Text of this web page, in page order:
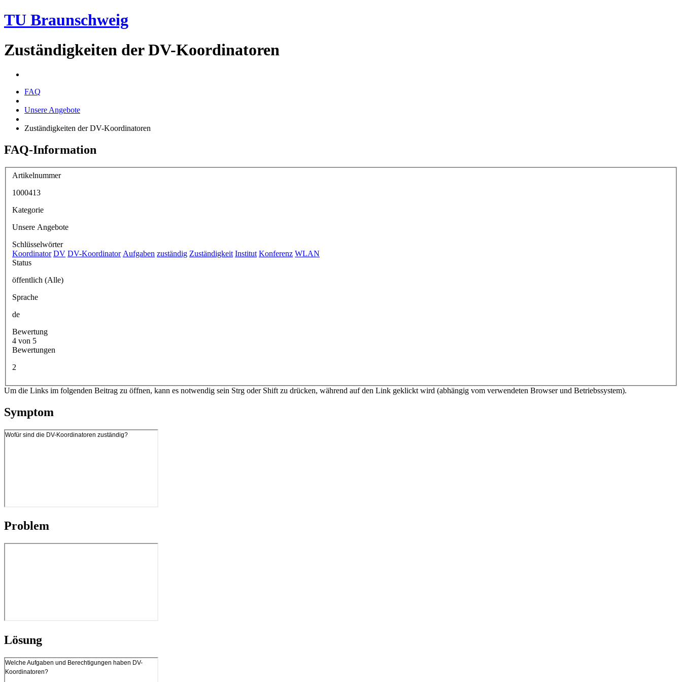
TU Braunschweig
Zuständigkeiten der DV-Koordinatoren
FAQ
Unsere Angebote
Zuständigkeiten der DV-Koordinatoren
FAQ-Information
Artikelnummer
1000413
Kategorie
Unsere Angebote
Schlüsselwörter
Koordinator DV DV-Koordinator Aufgaben zuständig Zuständigkeit Institut Konferenz WLAN
Status
öffentlich (Alle)
Sprache
de
Bewertung
4 von 5
Bewertungen
2
Um die Links im folgenden Beitrag zu öffnen, kann es notwendig sein Strg oder Shift zu drücken, während auf den Link geklickt wird (abhängig vom verwendeten Browser und Betriebssystem).
Symptom
Problem
Lösung